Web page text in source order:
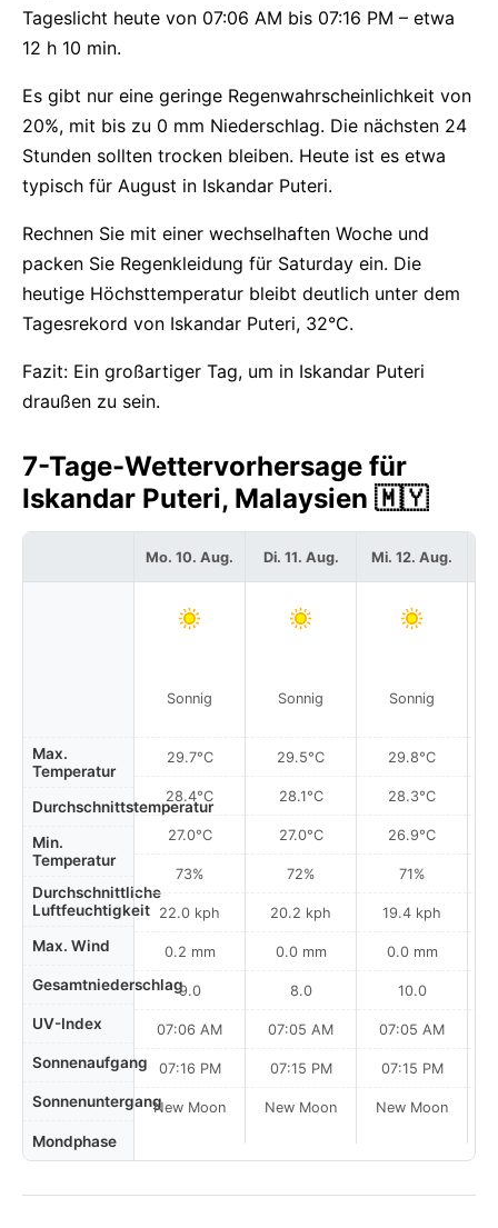
Tageslicht heute von 07:06 AM bis 07:16 PM – etwa
12 h 10 min.
Es gibt nur eine geringe Regenwahrscheinlichkeit von
20%, mit bis zu 0 mm Niederschlag. Die nächsten 24
Stunden sollten trocken bleiben. Heute ist es etwa
typisch für August in Iskandar Puteri.
Rechnen Sie mit einer wechselhaften Woche und
packen Sie Regenkleidung für Saturday ein. Die
heutige Höchsttemperatur bleibt deutlich unter dem
Tagesrekord von Iskandar Puteri, 32°C.
Fazit: Ein großartiger Tag, um in Iskandar Puteri
draußen zu sein.
7-Tage-Wettervorhersage für
Iskandar Puteri, Malaysien 🇲🇾
Max.
Temperatur
Durchschnittstemperatur
Min.
Temperatur
Durchschnittliche
Luftfeuchtigkeit
Max. Wind
Gesamtniederschlag
UV-Index
Sonnenaufgang
Sonnenuntergang
Mondphase
Mo. 10. Aug.
Sonnig
29.7°C
28.4°C
27.0°C
73%
22.0 kph
0.2 mm
9.0
07:06 AM
07:16 PM
New Moon
Di. 11. Aug.
Sonnig
29.5°C
28.1°C
27.0°C
72%
20.2 kph
0.0 mm
8.0
07:05 AM
07:15 PM
New Moon
Mi. 12. Aug.
Sonnig
29.8°C
28.3°C
26.9°C
71%
19.4 kph
0.0 mm
10.0
07:05 AM
07:15 PM
New Moon